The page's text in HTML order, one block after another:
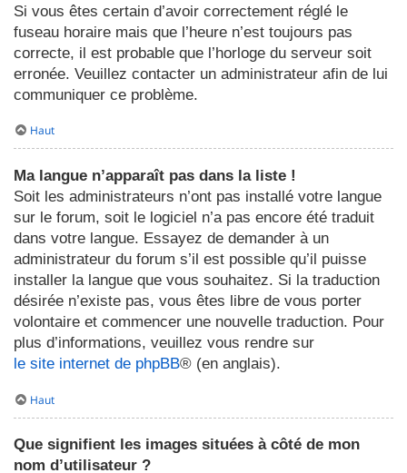
Si vous êtes certain d’avoir correctement réglé le
fuseau horaire mais que l’heure n’est toujours pas
correcte, il est probable que l’horloge du serveur soit
erronée. Veuillez contacter un administrateur afin de lui
communiquer ce problème.
Haut
Ma langue n’apparaît pas dans la liste !
Soit les administrateurs n’ont pas installé votre langue
sur le forum, soit le logiciel n’a pas encore été traduit
dans votre langue. Essayez de demander à un
administrateur du forum s’il est possible qu’il puisse
installer la langue que vous souhaitez. Si la traduction
désirée n’existe pas, vous êtes libre de vous porter
volontaire et commencer une nouvelle traduction. Pour
plus d’informations, veuillez vous rendre sur
le site internet de phpBB® (en anglais).
Haut
Que signifient les images situées à côté de mon
nom d’utilisateur ?